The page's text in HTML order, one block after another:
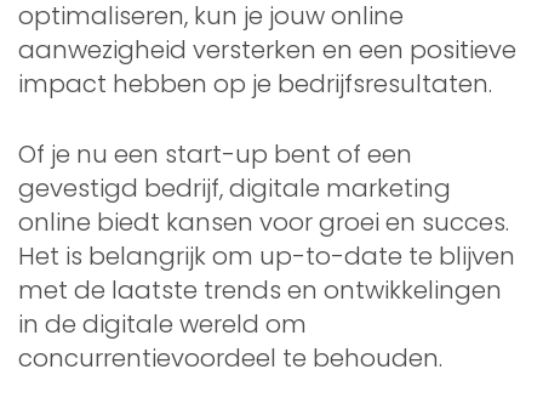
optimaliseren, kun je jouw online
aanwezigheid versterken en een positieve
impact hebben op je bedrijfsresultaten.
Of je nu een start-up bent of een
gevestigd bedrijf, digitale marketing
online biedt kansen voor groei en succes.
Het is belangrijk om up-to-date te blijven
met de laatste trends en ontwikkelingen
in de digitale wereld om
concurrentievoordeel te behouden.